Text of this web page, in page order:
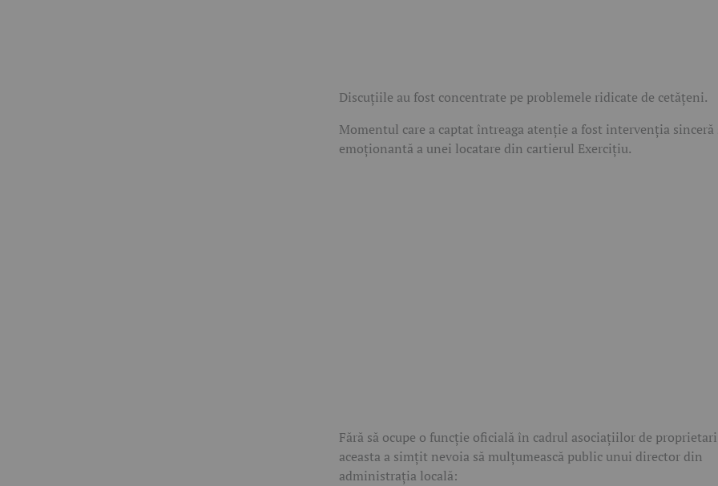
Discuțiile au fost concentrate pe problemele ridicate de cetățeni.
Momentul care a captat întreaga atenție a fost intervenția sinceră
emoționantă a unei locatare din cartierul Exercițiu.
Fără să ocupe o funcție oficială în cadrul asociațiilor de
aceasta a simțit nevoia să mulțumească public unui director din
administrația locală: